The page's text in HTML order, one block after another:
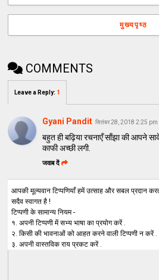
मुख्यपृष्ठ
COMMENTS
Leave a Reply: 1
Gyani Pandit सितंबर 28, 2018 2:25 pm
बहुत ही बढ़िया रचनाएँ साँझा की आपने
काफी अच्छी लगी.
जवाब दें
आपकी मूल्यवान टिप्पणियाँ हमें उत्साह और सबल प्रदान
सदैव स्वागत है !
टिप्पणी के सामान्य नियम -
१. अपनी टिप्पणी में सभ्य भाषा का प्रयोग करें .
२. किसी की भावनाओं को आहत करने वाली टिप्पणी न करें .
३. अपनी वास्तविक राय प्रकट करें .